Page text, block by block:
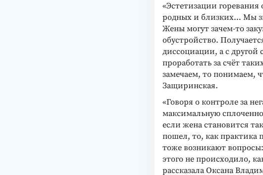
«Эстетизации
родных и близких… Мы
Жены могут зачем-то
обустройство.
диссоциации, а с другой
проработать за счёт
замечаем, то понимаем,
Защиринская.
«Говоря о контроле за
максимальную
если жена становится
пошел, то, как практика
тоже возникают
этого не происходило,
рассказала Оксана